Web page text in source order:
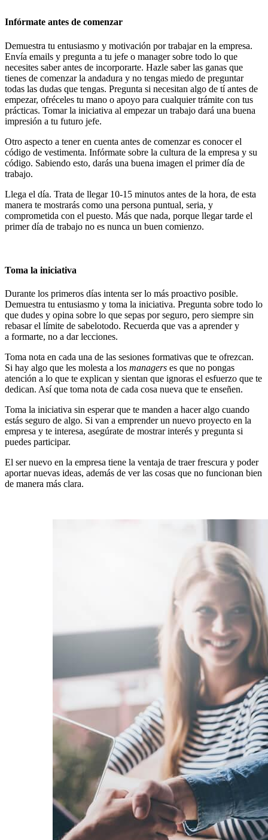
Infórmate antes de comenzar
Demuestra tu entusiasmo y motivación por trabajar en la empresa.
Envía emails y pregunta a tu jefe o manager sobre todo lo que
necesites saber antes de incorporarte. Hazle saber las ganas que
tienes de comenzar la andadura y no tengas miedo de preguntar
todas las dudas que tengas. Pregunta si necesitan algo de tí antes de
empezar, ofréceles tu mano o apoyo para cualquier trámite con tus
prácticas. Tomar la iniciativa al empezar un trabajo dará una buena
impresión a tu futuro jefe.
Otro aspecto a tener en cuenta antes de comenzar es conocer el
código de vestimenta. Infórmate sobre la cultura de la empresa y su
código. Sabiendo esto, darás una buena imagen el primer día de
trabajo.
Llega el día. Trata de llegar 10-15 minutos antes de la hora, de esta
manera te mostrarás como una persona puntual, seria, y
comprometida con el puesto. Más que nada, porque llegar tarde el
primer día de trabajo no es nunca un buen comienzo.
Toma la iniciativa
Durante los primeros días intenta ser lo más proactivo posible.
Demuestra tu entusiasmo y toma la iniciativa. Pregunta sobre todo lo
que dudes y opina sobre lo que sepas por seguro, pero siempre sin
rebasar el límite de sabelotodo. Recuerda que vas a aprender y
a formarte, no a dar lecciones.
Toma nota en cada una de las sesiones formativas que te ofrezcan.
Si hay algo que les molesta a los managers es que no pongas
atención a lo que te explican y sientan que ignoras el esfuerzo que te
dedican. Así que toma nota de cada cosa nueva que te enseñen.
Toma la iniciativa sin esperar que te manden a hacer algo cuando
estás seguro de algo. Si van a emprender un nuevo proyecto en la
empresa y te interesa, asegúrate de mostrar interés y pregunta si
puedes participar.
El ser nuevo en la empresa tiene la ventaja de traer frescura y poder
aportar nuevas ideas, además de ver las cosas que no funcionan bien
de manera más clara.